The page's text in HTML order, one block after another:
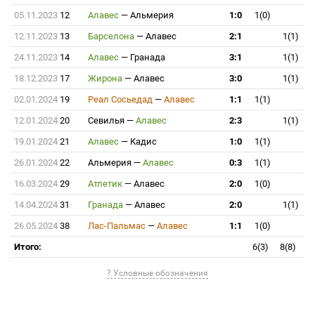
05.11.2023 12 Алавес — Альмерия 1:0
1(0)
12.11.2023 13 Барселона — Алавес 2:1
1(1)
24.11.2023 14 Алавес — Гранада 3:1
1(1)
18.12.2023 17 Жирона — Алавес 3:0
1(1)
02.01.2024 19 Реал Сосьедад — Алавес 1:1
1(1)
12.01.2024 20 Севилья — Алавес 2:3
1(1)
19.01.2024 21 Алавес — Кадис 1:0
1(1)
26.01.2024 22 Альмерия — Алавес 0:3
1(1)
16.03.2024 29 Атлетик — Алавес 2:0
1(0)
14.04.2024 31 Гранада — Алавес 2:0
1(1)
26.05.2024 38 Лас-Пальмас — Алавес 1:1
1(0)
Итого:
6(3) 8(8)
? Условные обозначения